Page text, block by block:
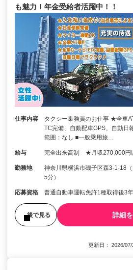
も魅力！年金受給者活躍中！！
仕事内容
タクシー乗務員のお仕事 ★全車
TC完備、自動配車GPS、自動日
範囲：なし ■一般乗用旅…
給与 完全出来高制 ★月収270,000円
勤務地
神奈川県横浜市磯子区森3-1-18
5分）
応募資格 普通自動車運転免許1種取得後3
後で見る 詳細
更新日： 2026/